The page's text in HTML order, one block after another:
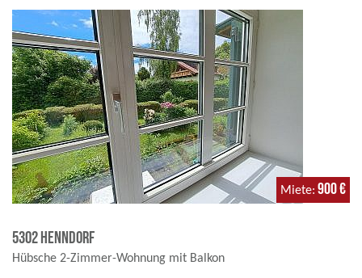
Miete 900 €
5302 Henndorf
Hübsche 2-Zimmer-Wohnung mit Balkon